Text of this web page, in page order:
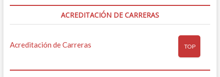
ACREDITACIÓN DE CARRERAS
Acreditación de Carreras TOP